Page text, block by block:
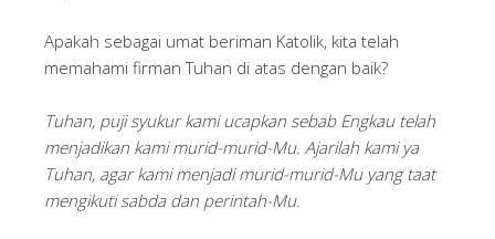
Apakah sebagai umat beriman Katolik, kita telah
memahami firman Tuhan di atas dengan baik?
Tuhan, puji syukur kami ucapkan sebab Engkau telah
menjadikan kami murid-murid-Mu. Ajarilah kami ya
Tuhan, agar kami menjadi murid-murid-Mu yang taat
mengikuti sabda dan perintah-Mu.